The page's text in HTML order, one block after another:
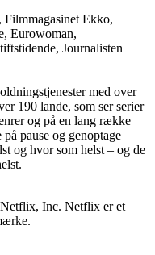
Ekko,
Eurowoman,
Journalisten
med over
190 lande, som ser serier
og på en lang række
pause og genoptage
og hvor som helst – og de
Netflix, Inc. Netflix er et